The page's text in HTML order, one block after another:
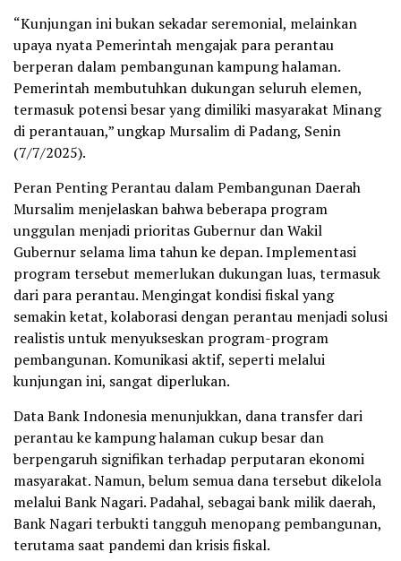
“Kunjungan ini bukan sekadar seremonial, melainkan
upaya nyata Pemerintah mengajak para perantau
berperan dalam pembangunan kampung halaman.
Pemerintah membutuhkan dukungan seluruh elemen,
termasuk potensi besar yang dimiliki masyarakat Minang
di perantauan,” ungkap Mursalim di Padang, Senin
(7/7/2025).
Peran Penting Perantau dalam Pembangunan Daerah
Mursalim menjelaskan bahwa beberapa program
unggulan menjadi prioritas Gubernur dan Wakil
Gubernur selama lima tahun ke depan. Implementasi
program tersebut memerlukan dukungan luas, termasuk
dari para perantau. Mengingat kondisi fiskal yang
semakin ketat, kolaborasi dengan perantau menjadi solusi
realistis untuk menyukseskan program-program
pembangunan. Komunikasi aktif, seperti melalui
kunjungan ini, sangat diperlukan.
Data Bank Indonesia menunjukkan, dana transfer dari
perantau ke kampung halaman cukup besar dan
berpengaruh signifikan terhadap perputaran ekonomi
masyarakat. Namun, belum semua dana tersebut dikelola
melalui Bank Nagari. Padahal, sebagai bank milik daerah,
Bank Nagari terbukti tangguh menopang pembangunan,
terutama saat pandemi dan krisis fiskal.